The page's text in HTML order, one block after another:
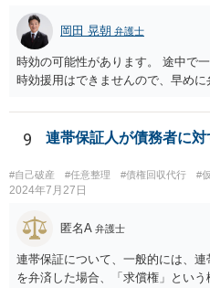
岡田 晃朝 弁護士
時効の可能性があります。 途中で
時効援用はできませんので、早め
9 連帯保証人が債務者に
#自己破産 #任意整理 #債権回収代行 #
2024年7月27日
匿名A 弁護士
連帯保証について、一般的には、
を弁済した場合、「求償権」とい